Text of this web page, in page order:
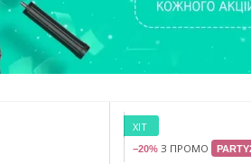
ХІТ
−20% З ПРОМО